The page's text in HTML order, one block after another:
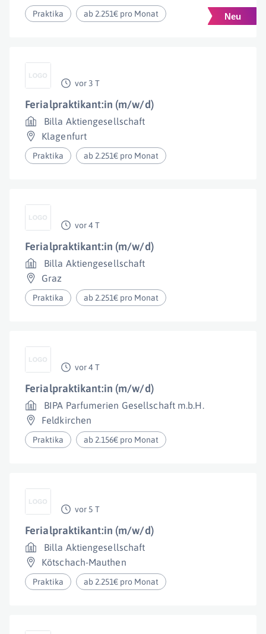
Praktika ab 2.251€ pro Monat
vor 3 T
Ferialpraktikant:in (m/w/d)
Billa Aktiengesellschaft
Klagenfurt
Praktika ab 2.251€ pro Monat
vor 4 T
Ferialpraktikant:in (m/w/d)
Billa Aktiengesellschaft
Graz
Praktika ab 2.251€ pro Monat
vor 4 T
Ferialpraktikant:in (m/w/d)
BIPA Parfumerien Gesellschaft m.b.H.
Feldkirchen
Praktika ab 2.156€ pro Monat
vor 5 T
Ferialpraktikant:in (m/w/d)
Billa Aktiengesellschaft
Kötschach-Mauthen
Praktika ab 2.251€ pro Monat